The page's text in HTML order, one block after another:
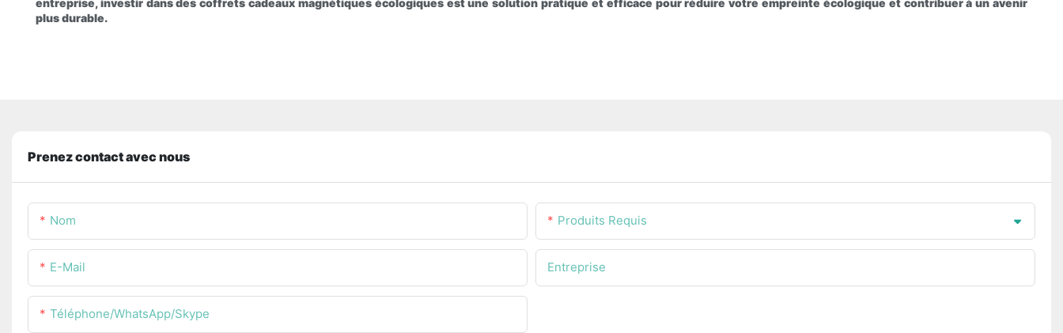
plus durable.
Prenez contact avec nous
Nom Produits Requis
E-Mail Entreprise
Téléphone/WhatsApp/Skype